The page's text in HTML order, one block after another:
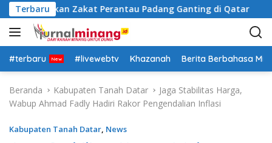
a
g
u
Terbaru
Salurkan Zakat Perantau Padang Ganting di Qatar
#terbaru #livewebtv Khazanah Berita Berbahasa
Beranda Kabupaten Tanah Datar
Jaga Stabilitas Harga,
Wabup Ahmad Fadly Hadiri Rakor Pengendalian Inflasi
Kabupaten Tanah Datar, News